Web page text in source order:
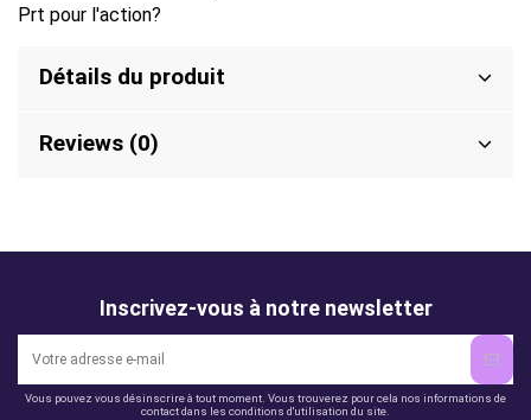
Prt pour l'action?
Détails du produit
Reviews (0)
Inscrivez-vous à notre newsletter
Vous pouvez vous désinscrire à tout moment. Vous trouverez pour cela nos informations de
contact dans les conditions d'utilisation du site.